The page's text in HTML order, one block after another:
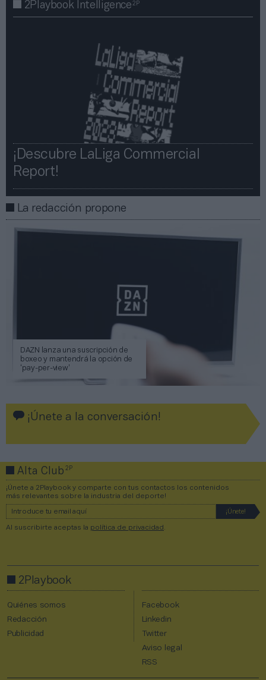
2Playbook Intelligence2P
¡Descubre LaLiga Commercial
Report!​​
La redacción propone
DAZN lanza una suscripción de
boxeo y mantendrá la opción de
‘pay-per-view’
¡Únete a la conversación!
Alta Club2P
¡Únete a 2Playbook y comparte con tus contactos los contenidos
más relevantes sobre la industria del deporte!
Al suscribirte aceptas la política de privacidad
2Playbook
Quiénes somos
Redacción
Publicidad
Facebook
Linkedin
Twitter
Aviso legal
RSS